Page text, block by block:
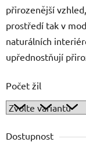
přirozenější
prostředí tak v
naturálních
upřednostňují
Počet žil
Dostupnost